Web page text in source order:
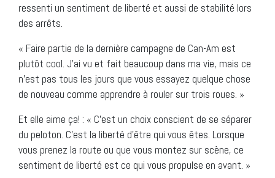
ressenti un sentiment de liberté et aussi de stabilité lors
des arrêts.
« Faire partie de la dernière campagne de Can-Am est
plutôt cool. J’ai vu et fait beaucoup dans ma vie, mais ce
n’est pas tous les jours que vous essayez quelque chose
de nouveau comme apprendre à rouler sur trois roues. »
Et elle aime ça! : « C’est un choix conscient de se séparer
du peloton. C’est la liberté d’être qui vous êtes. Lorsque
vous prenez la route ou que vous montez sur scène, ce
sentiment de liberté est ce qui vous propulse en avant. »